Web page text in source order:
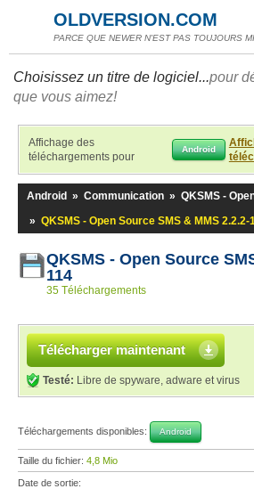
OLDVERSION.COM
PARCE QUE NEWER N'EST PAS TOUJOURS
Choisissez un titre de logiciel...pour
que vous aimez!
Affichage des
téléchargements pour
Android
Android » Communication » QKSMS -
» QKSMS - Open Source SMS & MMS 2.2.2-
QKSMS - Open Source
114
35 Téléchargements
Télécharger maintenant
Testé: Libre de spyware, adware et virus
Téléchargements disponibles: Android
Taille du fichier: 4,8 Mio
Date de sortie: